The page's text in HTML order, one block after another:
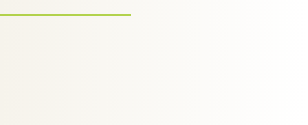
secours, ni une substitution à une
autre point, l’aiguille peut soulager
coagulation).